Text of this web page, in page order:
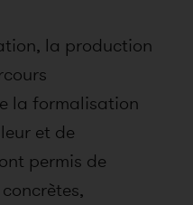
la production
la formalisation
et de
permis de